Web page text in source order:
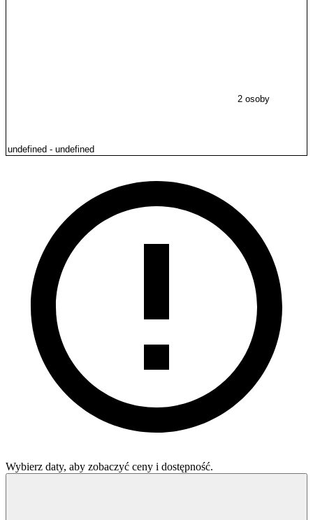
2 osoby
Wybierz daty, aby zobaczyć ceny i dostępność.